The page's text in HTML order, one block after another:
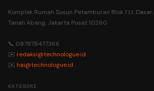
Komplek Rumah Susun Petamburan Blok 1 Lt. Dasar,
Tanah Abang, Jakarta Pusat 10260
📞 087878477366
✉️ redaksi@technologue.id
✉️ hai@technologue.id
KATEGORI